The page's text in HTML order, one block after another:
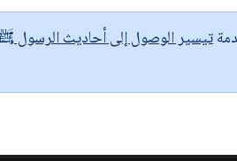
تيسير الوصول إلى أحاديث الرسول